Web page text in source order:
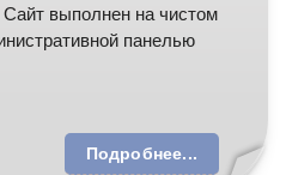
Сайт выполнен на чистом
панелью
Подробнее...